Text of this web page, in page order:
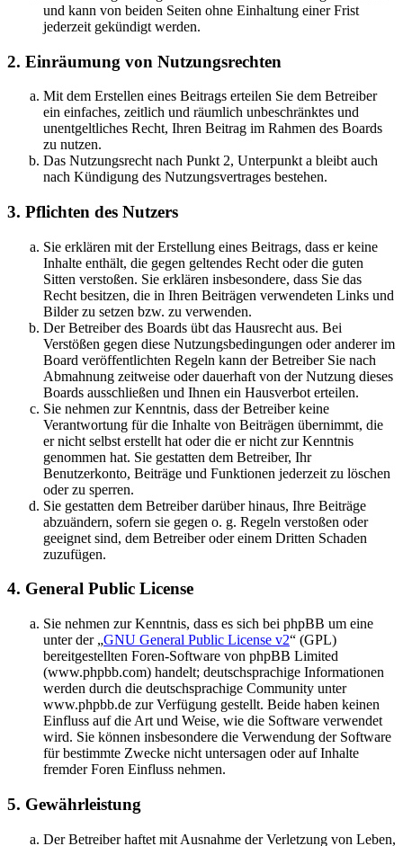
und kann von beiden Seiten ohne Einhaltung einer Frist
jederzeit gekündigt werden.
2. Einräumung von Nutzungsrechten
Mit dem Erstellen eines Beitrags erteilen Sie dem Betreiber
ein einfaches, zeitlich und räumlich unbeschränktes und
unentgeltliches Recht, Ihren Beitrag im Rahmen des Boards
zu nutzen.
Das Nutzungsrecht nach Punkt 2, Unterpunkt a bleibt auch
nach Kündigung des Nutzungsvertrages bestehen.
3. Pflichten des Nutzers
Sie erklären mit der Erstellung eines Beitrags, dass er keine
Inhalte enthält, die gegen geltendes Recht oder die guten
Sitten verstoßen. Sie erklären insbesondere, dass Sie das
Recht besitzen, die in Ihren Beiträgen verwendeten Links und
Bilder zu setzen bzw. zu verwenden.
Der Betreiber des Boards übt das Hausrecht aus. Bei
Verstößen gegen diese Nutzungsbedingungen oder anderer im
Board veröffentlichten Regeln kann der Betreiber Sie nach
Abmahnung zeitweise oder dauerhaft von der Nutzung dieses
Boards ausschließen und Ihnen ein Hausverbot erteilen.
Sie nehmen zur Kenntnis, dass der Betreiber keine
Verantwortung für die Inhalte von Beiträgen übernimmt, die
er nicht selbst erstellt hat oder die er nicht zur Kenntnis
genommen hat. Sie gestatten dem Betreiber, Ihr
Benutzerkonto, Beiträge und Funktionen jederzeit zu löschen
oder zu sperren.
Sie gestatten dem Betreiber darüber hinaus, Ihre Beiträge
abzuändern, sofern sie gegen o. g. Regeln verstoßen oder
geeignet sind, dem Betreiber oder einem Dritten Schaden
zuzufügen.
4. General Public License
Sie nehmen zur Kenntnis, dass es sich bei phpBB um eine
unter der „GNU General Public License v2“ (GPL)
bereitgestellten Foren-Software von phpBB Limited
(www.phpbb.com) handelt; deutschsprachige Informationen
werden durch die deutschsprachige Community unter
www.phpbb.de zur Verfügung gestellt. Beide haben keinen
Einfluss auf die Art und Weise, wie die Software verwendet
wird. Sie können insbesondere die Verwendung der Software
für bestimmte Zwecke nicht untersagen oder auf Inhalte
fremder Foren Einfluss nehmen.
5. Gewährleistung
Der Betreiber haftet mit Ausnahme der Verletzung von Leben,